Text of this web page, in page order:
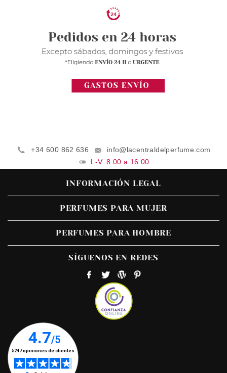
+34 600 862 636
info@lacentraldelperfume.com
L-V: 8:00 a 16:00
INFORMACIÓN LEGAL
PERFUMES PARA MUJER
PERFUMES PARA HOMBRE
SÍGUENOS EN REDES